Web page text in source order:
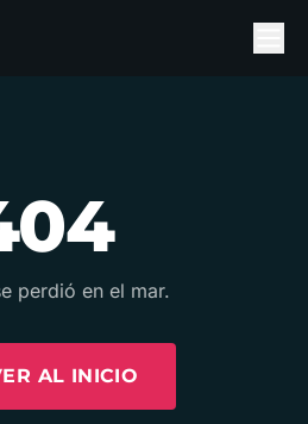
perdió en el mar.
AL INICIO